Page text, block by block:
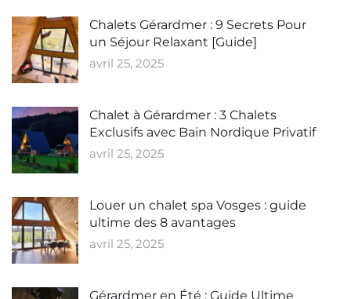
Chalets Gérardmer : 9 Secrets Pour
un Séjour Relaxant [Guide]
avril 25, 2025
Chalet à Gérardmer : 3 Chalets
Exclusifs avec Bain Nordique Privatif
avril 25, 2025
Louer un chalet spa Vosges : guide
ultime des 8 avantages
avril 25, 2025
Gérardmer en Été : Guide Ultime